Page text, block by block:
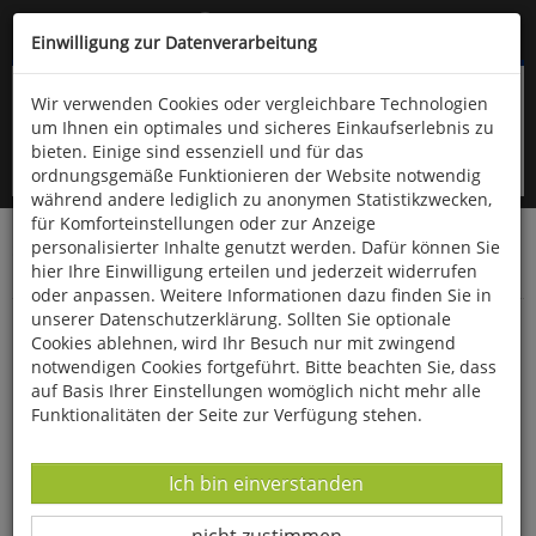
Kompletten Head der Seite überspringen
oder (06766) 9323-960
Startseite Technik & Freizeit
Spiel & Spaß
Spiele für Draußen
Schildkröt®-Federball-4er-Set
Einwilligung zur Datenverarbeitung
Wir verwenden Cookies oder vergleichbare Technologien
um Ihnen ein optimales und sicheres Einkaufserlebnis zu
bieten. Einige sind essenziell und für das
ordnungsgemäße Funktionieren der Website notwendig
während andere lediglich zu anonymen Statistikzwecken,
für Komforteinstellungen oder zur Anzeige
personalisierter Inhalte genutzt werden. Dafür können Sie
hier Ihre Einwilligung erteilen und jederzeit widerrufen
oder anpassen. Weitere Informationen dazu finden Sie in
unserer Datenschutzerklärung. Sollten Sie optionale
Cookies ablehnen, wird Ihr Besuch nur mit zwingend
notwendigen Cookies fortgeführt. Bitte beachten Sie, dass
auf Basis Ihrer Einstellungen womöglich nicht mehr alle
Funktionalitäten der Seite zur Verfügung stehen.
Datenverarbeitung -
Ich bin einverstanden